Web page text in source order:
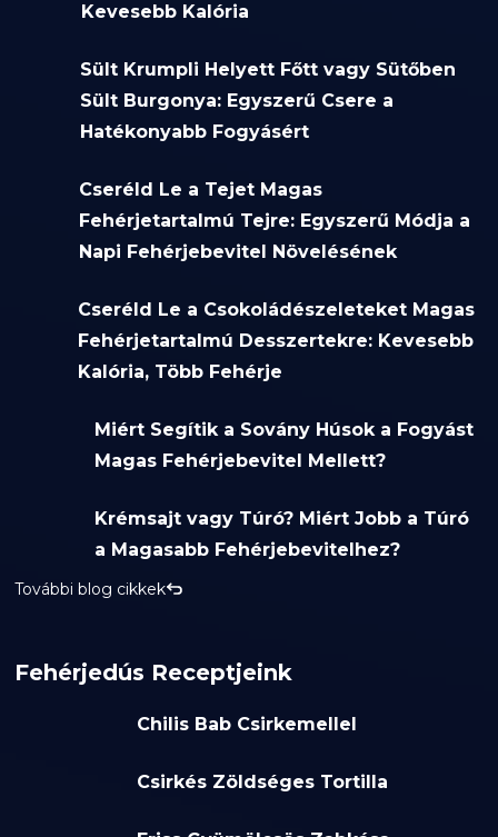
Kevesebb Kalória
Sült Krumpli Helyett Főtt vagy Sütőben
Sült Burgonya: Egyszerű Csere a
Hatékonyabb Fogyásért
Cseréld Le a Tejet Magas
Fehérjetartalmú Tejre: Egyszerű Módja a
Napi Fehérjebevitel Növelésének
Cseréld Le a Csokoládészeleteket Magas
Fehérjetartalmú Desszertekre: Kevesebb
Kalória, Több Fehérje
Miért Segítik a Sovány Húsok a Fogyást
Magas Fehérjebevitel Mellett?
Krémsajt vagy Túró? Miért Jobb a Túró
a Magasabb Fehérjebevitelhez?
További blog cikkek
Fehérjedús Receptjeink
Chilis Bab Csirkemellel
Csirkés Zöldséges Tortilla